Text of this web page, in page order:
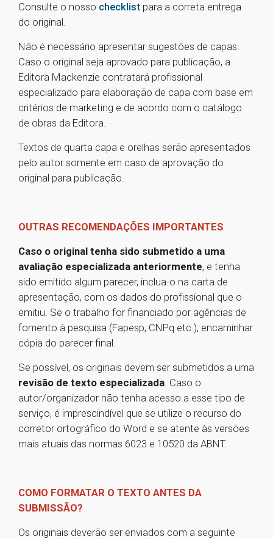
Consulte o nosso checklist para a correta entrega
do original.
Não é necessário apresentar sugestões de capas.
Caso o original seja aprovado para publicação, a
Editora Mackenzie contratará profissional
especializado para elaboração de capa com base em
critérios de marketing e de acordo com o catálogo
de obras da Editora.
Textos de quarta capa e orelhas serão apresentados
pelo autor somente em caso de aprovação do
original para publicação.
OUTRAS RECOMENDAÇÕES IMPORTANTES
Caso o original tenha sido submetido a uma
avaliação especializada anteriormente, e tenha
sido emitido algum parecer, inclua-o na carta de
apresentação, com os dados do profissional que o
emitiu. Se o trabalho for financiado por agências de
fomento à pesquisa (Fapesp, CNPq etc.), encaminhar
cópia do parecer final.
Se possível, os originais devem ser submetidos a uma
revisão de texto especializada. Caso o
autor/organizador não tenha acesso a esse tipo de
serviço, é imprescindível que se utilize o recurso do
corretor ortográfico do Word e se atente às versões
mais atuais das normas 6023 e 10520 da ABNT.
COMO FORMATAR O TEXTO ANTES DA
SUBMISSÃO?
Os originais deverão ser enviados com a seguinte